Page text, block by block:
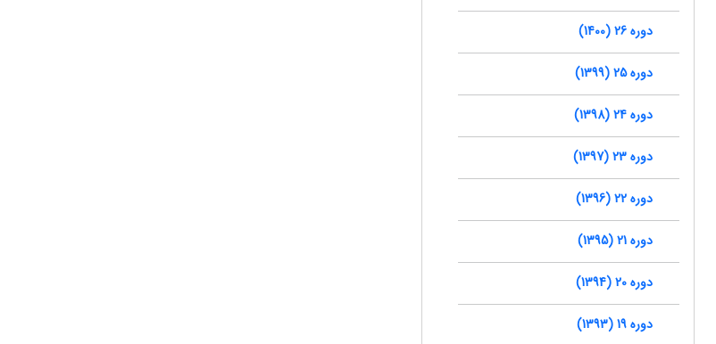
دوره 26 (1400)
دوره 25 (1399)
دوره 24 (1398)
دوره 23 (1397)
دوره 22 (1396)
دوره 21 (1395)
دوره 20 (1394)
دوره 19 (1393)